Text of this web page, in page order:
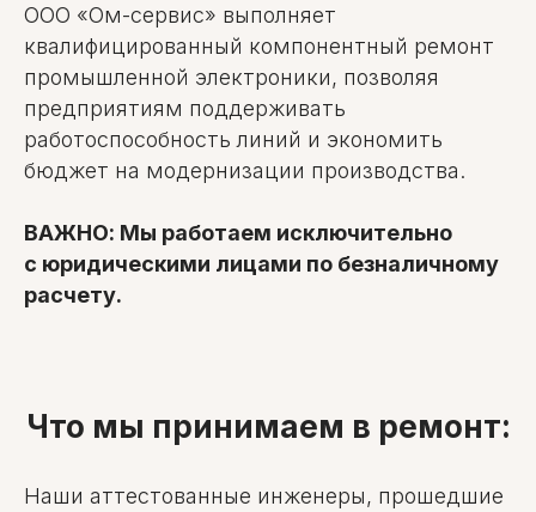
ООО «Ом-сервис» выполняет
квалифицированный компонентный ремонт
промышленной электроники, позволяя
предприятиям поддерживать
работоспособность линий и экономить
бюджет на модернизации производства.
ВАЖНО: Мы работаем исключительно
с юридическими лицами по безналичному
расчету.
Что мы принимаем в ремонт:
Наши аттестованные инженеры, прошедшие